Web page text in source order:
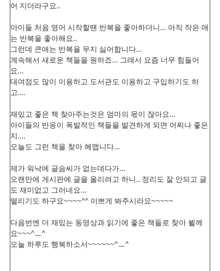
어 지더라구요..
아이들 처음 영어 시작할땐 반복을 좋아하더니... 아직 작은 애
는 반복을 좋아해요..
그런데 큰애는 반복을 무지 싫어합니다...
계속해서 새로운 책들을 원하죠... 그래서 요즘 너무 힘들어
요...
대여점도 많이 이용하고 도서관도 이용하고 구입하기도 하
고....
재밌고 좋은 책 찾아주는것은 엄마의 몫이 잖아요...
아이들의 반응이 폭발적인 책들을 발견하게 되면 어찌나 좋은
지....
오늘도 그런 책을 찾아 헤맵니다...
제가 워낙에 글솜씨가 없는데다가...
오랜만에 게시판에 글을 올리려고 하니.. 정리도 잘 안되고 글
도 재미없고 그러네요...
떨리기도 하구요~~~~^^ 이쁘게 봐주시라요~~~~~
다음번엔 더 재밌는 동영상과 읽기에 좋은 책들로 찾아 뵐께
요~~~^ㅡ^
오늘 하루도 행복하소서~~~~~~^ㅡ^